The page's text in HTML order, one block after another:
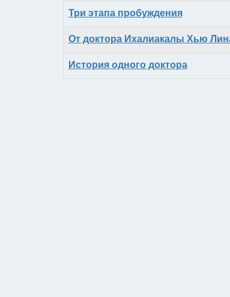
Три этапа пробуждения
От доктора Ихалиакалы Хью
История одного доктора